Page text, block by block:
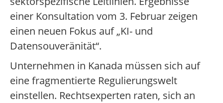
einer Konsultation vom 3. Februar zeigen
einen neuen Fokus auf „KI- und
Datensouveränität“.
Unternehmen in Kanada müssen sich auf
eine fragmentierte Regulierungswelt
einstellen. Rechtsexperten raten, sich an